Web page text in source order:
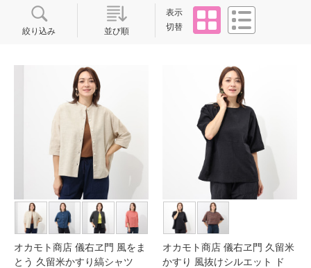
絞り込み 並び順
表示
切替
タイル
オカモト商店 儀右ヱ門 風をま
とう 久留米かすり縞シャツ
オカモト商店 儀右ヱ門 久留米
かすり 風抜けシルエット ド